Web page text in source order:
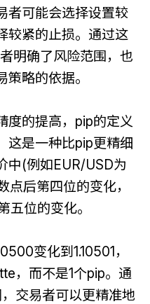
者可能会选择设置较
较紧的止损。通过这
明确了风险范围，也
略的依据。
度的提高，pip的定义
这是一种比pip更精细
中(例如EUR/USD为
点后第四位的变化，
位的变化。
变化到1.10501，
，而不是1个pip。通
交易者可以更精准地